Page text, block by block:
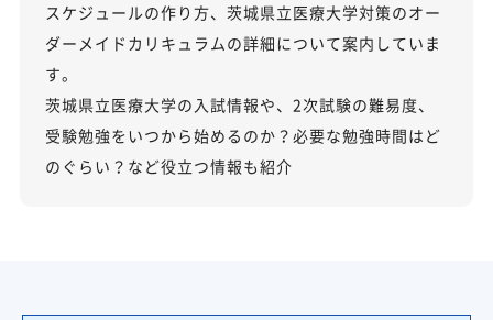
スケジュールの作り方、茨城県立医療大学対策のオー
ダーメイドカリキュラムの詳細について案内していま
す。
茨城県立医療大学の入試情報や、2次試験の難易度、
受験勉強をいつから始めるのか？必要な勉強時間はど
のぐらい？など役立つ情報も紹介